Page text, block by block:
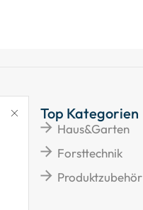
Top Kategorien
Haus&Garten
Forsttechnik
Produktzubehör